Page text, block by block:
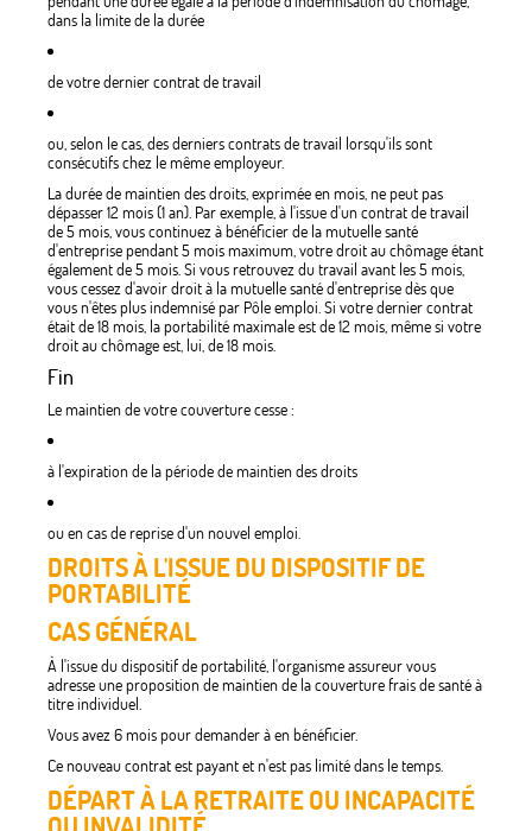
dans la limite de la durée
de votre dernier contrat de travail
ou, selon le cas, des derniers contrats de travail lorsqu'ils sont
consécutifs chez le même employeur.
La durée de maintien des droits, exprimée en mois, ne peut pas
dépasser 12 mois (1 an). Par exemple, à l'issue d'un contrat de travail
de 5 mois, vous continuez à bénéficier de la mutuelle santé
d'entreprise pendant 5 mois maximum, votre droit au chômage étant
également de 5 mois. Si vous retrouvez du travail avant les 5 mois,
vous cessez d'avoir droit à la mutuelle santé d'entreprise dès que
vous n'êtes plus indemnisé par Pôle emploi. Si votre dernier contrat
était de 18 mois, la portabilité maximale est de 12 mois, même si votre
droit au chômage est, lui, de 18 mois.
Fin
Le maintien de votre couverture cesse :
à l'expiration de la période de maintien des droits
ou en cas de reprise d'un nouvel emploi.
DROITS À L'ISSUE DU DISPOSITIF DE
PORTABILITÉ
CAS GÉNÉRAL
À l'issue du dispositif de portabilité, l'organisme assureur vous
adresse une proposition de maintien de la couverture frais de santé à
titre individuel.
Vous avez 6 mois pour demander à en bénéficier.
Ce nouveau contrat est payant et n'est pas limité dans le temps.
DÉPART À LA RETRAITE OU INCAPACITÉ